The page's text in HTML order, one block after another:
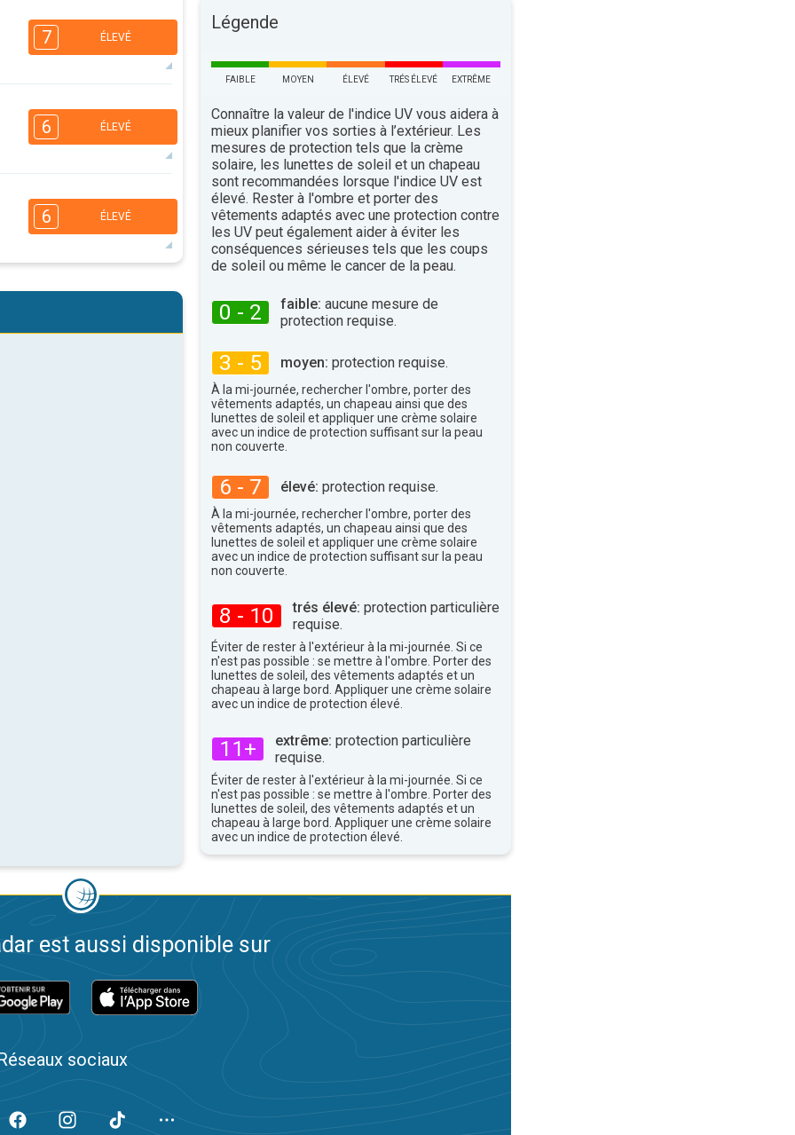
4
16:00
33°maxi
7 ÉLEVÉ
4
16:00
33°maxi
6 ÉLEVÉ
16:00
2
35°
6 ÉLEVÉ
2
1
Légende
FAIBLE MOYEN ÉLEVÉ TRÉS ÉLEVÉ EXTRÊME
Connaître la valeur de l'indice UV vous aidera à
mieux planifier vos sorties à l’extérieur. Les
mesures de protection tels que la crème
solaire, les lunettes de soleil et un chapeau
sont recommandées lorsque l'indice UV est
élevé. Rester à l'ombre et porter des
vêtements adaptés avec une protection contre
les UV peut également aider à éviter les
conséquences sérieuses tels que les coups
de soleil ou même le cancer de la peau.
0 - 2 faible: aucune mesure de
protection requise.
3 - 5 moyen: protection requise.
À la mi-journée, rechercher l'ombre, porter des
vêtements adaptés, un chapeau ainsi que des
lunettes de soleil et appliquer une crème solaire
avec un indice de protection suffisant sur la peau
non couverte.
6 - 7 élevé: protection requise.
À la mi-journée, rechercher l'ombre, porter des
vêtements adaptés, un chapeau ainsi que des
lunettes de soleil et appliquer une crème solaire
avec un indice de protection suffisant sur la peau
non couverte.
8 - 10 trés élevé: protection particulière
requise.
Éviter de rester à l'extérieur à la mi-journée. Si ce
n'est pas possible : se mettre à l'ombre. Porter des
lunettes de soleil, des vêtements adaptés et un
chapeau à large bord. Appliquer une crème solaire
avec un indice de protection élevé.
11+ extrême: protection particulière
requise.
Éviter de rester à l'extérieur à la mi-journée. Si ce
n'est pas possible : se mettre à l'ombre. Porter des
lunettes de soleil, des vêtements adaptés et un
chapeau à large bord. Appliquer une crème solaire
avec un indice de protection élevé.
est aussi disponible sur
sociaux